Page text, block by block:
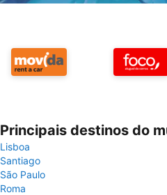
Principais destinos do
Lisboa
Santiago
São Paulo
Roma